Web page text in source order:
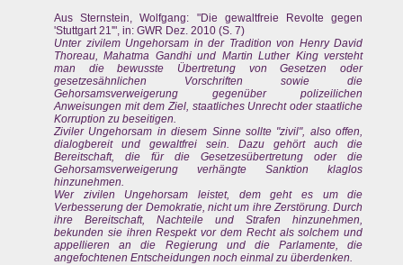
Aus Sternstein, Wolfgang: "Die gewaltfreie Revolte gegen
'Stuttgart 21'", in: GWR Dez. 2010 (S. 7)
Unter zivilem Ungehorsam in der Tradition von Henry David
Thoreau, Mahatma Gandhi und Martin Luther King versteht
man die bewusste Übertretung von Gesetzen oder
gesetzesähnlichen Vorschriften sowie die
Gehorsamsverweigerung gegenüber polizeilichen
Anweisungen mit dem Ziel, staatliches Unrecht oder staatliche
Korruption zu beseitigen.
Ziviler Ungehorsam in diesem Sinne sollte "zivil", also offen,
dialogbereit und gewaltfrei sein. Dazu gehört auch die
Bereitschaft, die für die Gesetzesübertretung oder die
Gehorsamsverweigerung verhängte Sanktion klaglos
hinzunehmen.
Wer zivilen Ungehorsam leistet, dem geht es um die
Verbesserung der Demokratie, nicht um ihre Zerstörung. Durch
ihre Bereitschaft, Nachteile und Strafen hinzunehmen,
bekunden sie ihren Respekt vor dem Recht als solchem und
appellieren an die Regierung und die Parlamente, die
angefochtenen Entscheidungen noch einmal zu überdenken.